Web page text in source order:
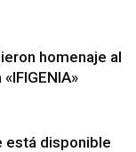
homenaje al
está disponible